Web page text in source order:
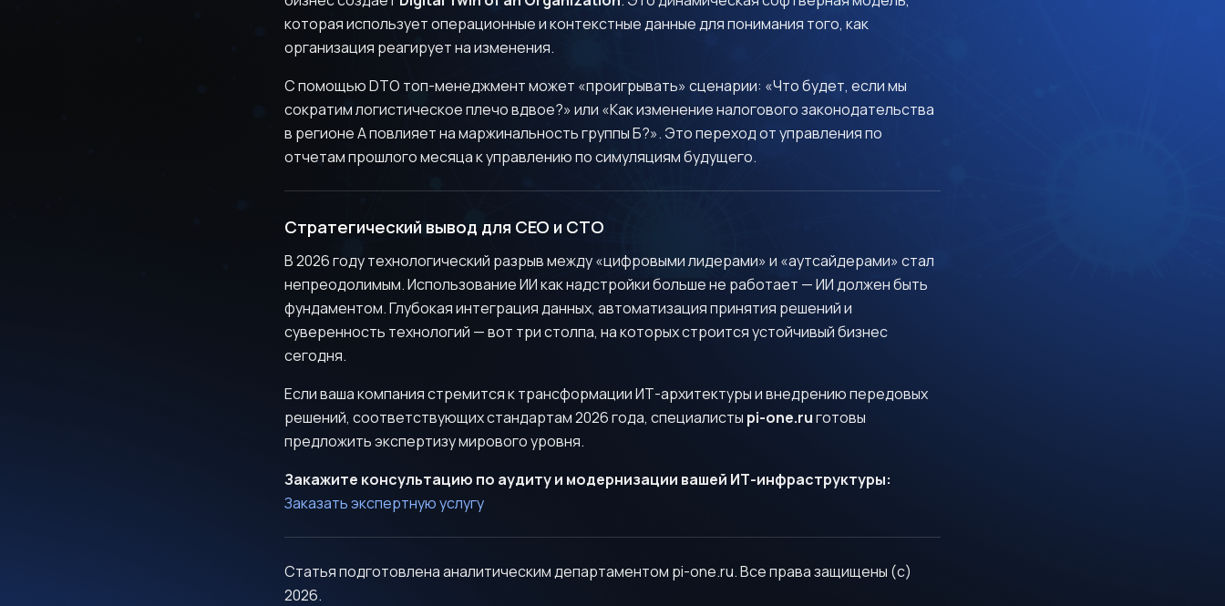
которая использует операционные и контекстные данные для понимания того, как
организация реагирует на изменения.
С помощью DTO топ-менеджмент может «проигрывать» сценарии: «Что будет, если мы
сократим логистическое плечо вдвое?» или «Как изменение налогового законодательства
в регионе А повлияет на маржинальность группы Б?». Это переход от управления по
отчетам прошлого месяца к управлению по симуляциям будущего.
Стратегический вывод для CEO и CTO
В 2026 году технологический разрыв между «цифровыми лидерами» и «аутсайдерами» стал
непреодолимым. Использование ИИ как надстройки больше не работает — ИИ должен быть
фундаментом. Глубокая интеграция данных, автоматизация принятия решений и
суверенность технологий — вот три столпа, на которых строится устойчивый бизнес
сегодня.
Если ваша компания стремится к трансформации ИТ-архитектуры и внедрению передовых
решений, соответствующих стандартам 2026 года, специалисты pi-one.ruготовы
предложить экспертизу мирового уровня.
Закажите консультацию по аудиту и модернизации вашей ИТ-инфраструктуры:
Заказать экспертную услугу
Статья подготовлена аналитическим департаментом pi-one.ru. Все права защищены (с)
2026.